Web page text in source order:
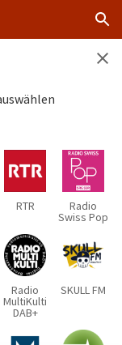
RTR Radio
Swiss Pop
Radio
MultiKulti
DAB+
SKULL FM